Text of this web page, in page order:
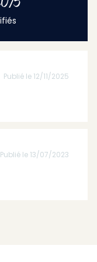
Publié le 12/11/2025
Publié le 13/07/2023